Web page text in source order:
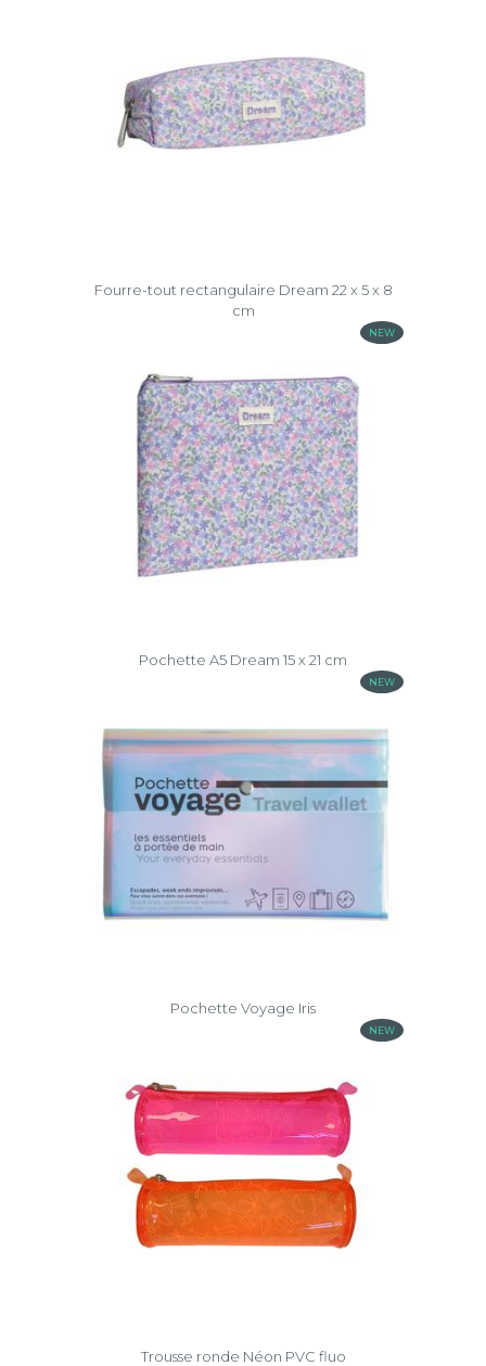
Fourre-tout rectangulaire Dream 22 x 5 x 8
cm
NEW
Pochette A5 Dream 15 x 21 cm
NEW
Pochette Voyage Iris
NEW
Trousse ronde Néon PVC fluo